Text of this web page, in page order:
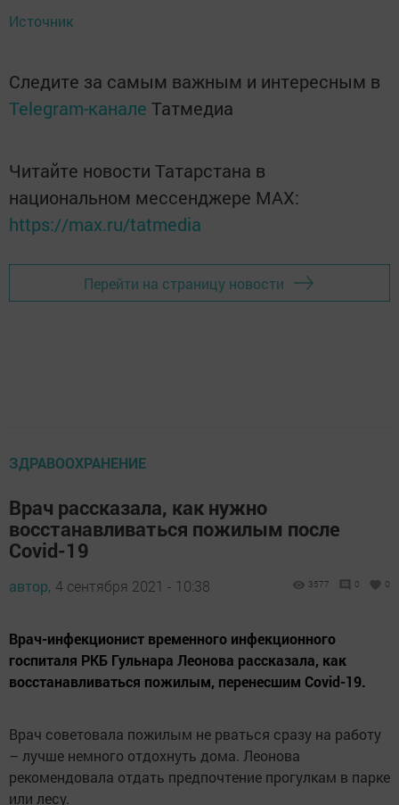
Источник
Следите за самым важным и интересным в
Telegram-канале Татмедиа
Читайте новости Татарстана в
национальном мессенджере MАХ:
https://max.ru/tatmedia
Перейти на страницу новости
ЗДРАВООХРАНЕНИЕ
Врач рассказала, как нужно
восстанавливаться пожилым после
Covid-19
автор, 4 сентября 2021 - 10:38 3577 0 0
Врач-инфекционист временного инфекционного
госпиталя РКБ Гульнара Леонова рассказала, как
восстанавливаться пожилым, перенесшим Covid-19.
Врач советовала пожилым не рваться сразу на работу
– лучше немного отдохнуть дома. Леонова
рекомендовала отдать предпочтение прогулкам в парке
или лесу.